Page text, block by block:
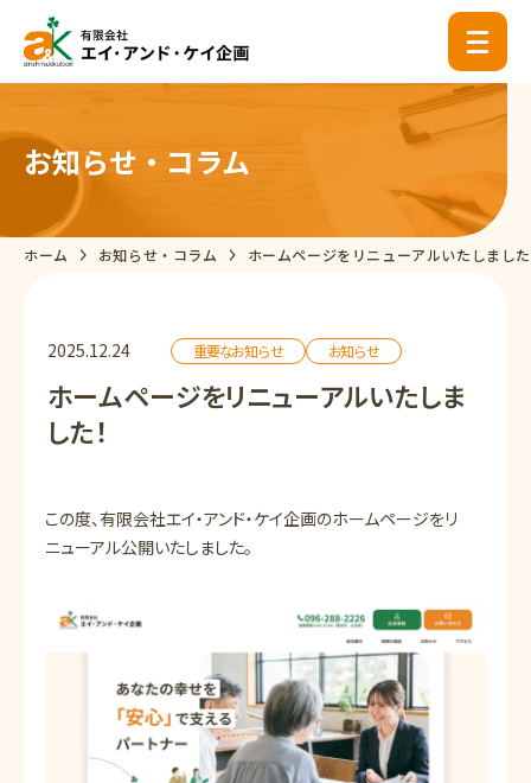
お知らせ・コラム
ホーム お知らせ・コラム ホームページをリニューアルいたしまし
2025.12.24 重要なお知らせ お知らせ
ホームページをリニューアルいたしま
した！
この度、有限会社エイ・アンド・ケイ企画のホームページをリ
ニューアル公開いたしました。